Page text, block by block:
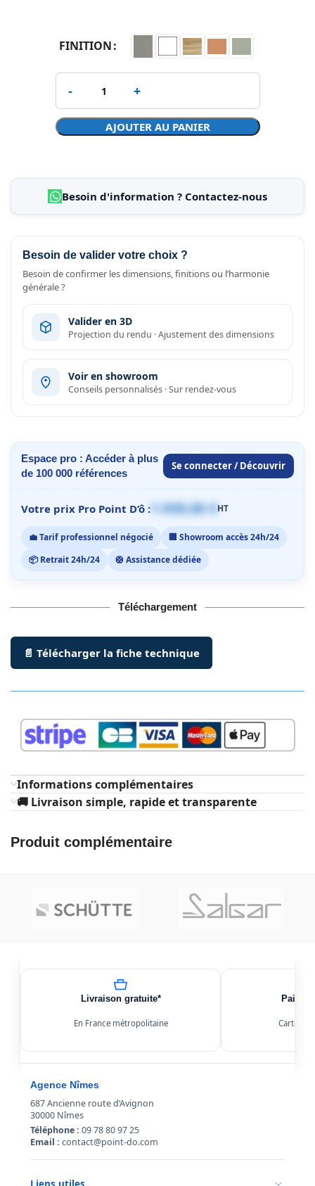
FINITION
AJOUTER AU PANIER
Besoin d'information ? Contactez-nous
Besoin de valider votre choix ?
Besoin de confirmer les dimensions, finitions ou l’harmonie
générale ?
Valider en 3D
Projection du rendu · Ajustement des dimensions
Voir en showroom
Conseils personnalisés · Sur rendez-vous
Espace pro : Accéder à plus
de 100 000 références
Se connecter / Découvrir
Votre prix Pro Point D’ô : 1 059,00 €HT
💼 Tarif professionnel négocié
🏢 Showroom accès 24h/24
📦 Retrait 24h/24
🛟 Assistance dédiée
Téléchargement
📄 Télécharger la fiche technique
Informations complémentaires
🚚 Livraison simple, rapide et transparente
Produit complémentaire
Livraison gratuite*
En France métropolitaine Carte,
Agence Nîmes
687 Ancienne route d’Avignon
30000 Nîmes
Téléphone : 09 78 80 97 25
Email : contact@point-do.com